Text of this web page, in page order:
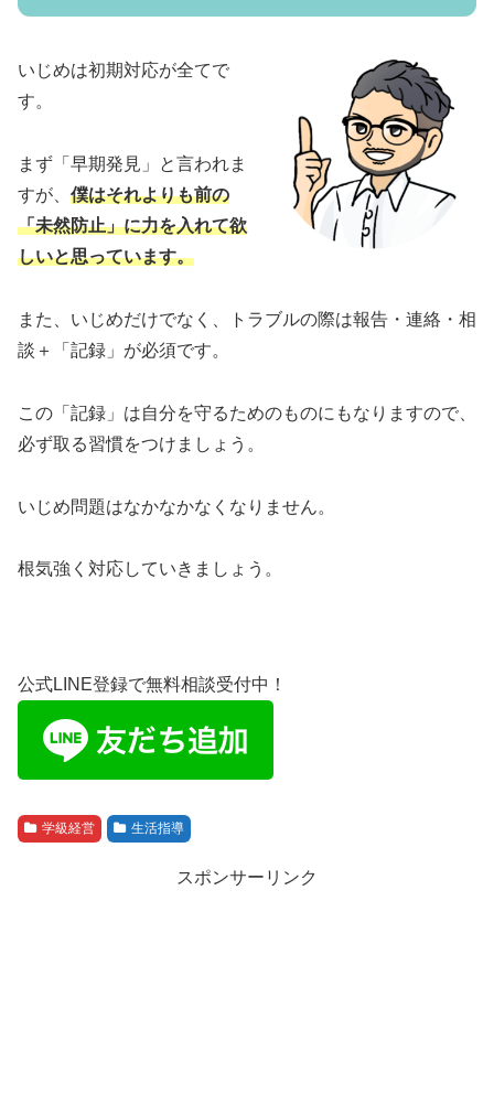
いじめは初期対応が全てで
す。
まず「早期発見」と言われま
すが、 僕はそれよりも前の
「未然防止」に力を入れて欲
しいと思っています。
また、いじめだけでなく、トラブルの際は報告・連絡・相
談＋「記録」が必須です。
この「記録」は自分を守るためのものにもなりますので、
必ず取る習慣をつけましょう。
いじめ問題はなかなかなくなりません。
根気強く対応していきましょう。
公式LINE登録で無料相談受付中！
学級経営 生活指導
スポンサーリンク